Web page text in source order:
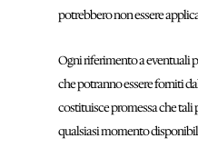
potrebbero non essere
Ogni riferimento a eventuali
che potranno essere forniti
costituisce promessa che tali
qualsiasi momento